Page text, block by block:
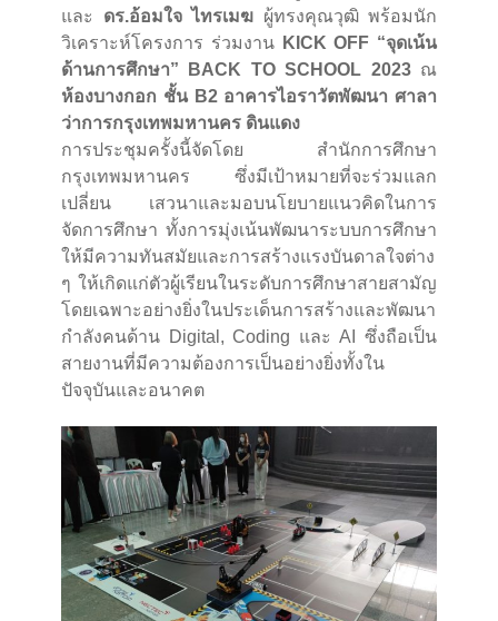
และ ดร.อ้อมใจ ไทรเมฆ ผู้ทรงคุณวุฒิ พร้อมนัก
วิเคราะห์โครงการ ร่วมงาน KICK OFF “จุดเน้น
ด้านการศึกษา” BACK TO SCHOOL 2023ณ
ห้องบางกอก ชั้น B2 อาคารไอราวัตพัฒนา ศาลา
ว่าการกรุงเทพมหานคร ดินแดง
การประชุมครั้งนี้จัดโดย สำนักการศึกษา
กรุงเทพมหานคร ซึ่งมีเป้าหมายที่จะร่วมแลก
เปลี่ยน เสวนาและมอบนโยบายแนวคิดในการ
จัดการศึกษา ทั้งการมุ่งเน้นพัฒนาระบบการศึกษา
ให้มีความทันสมัยและการสร้างแรงบันดาลใจต่าง
ๆ ให้เกิดแก่ตัวผู้เรียนในระดับการศึกษาสายสามัญ
โดยเฉพาะอย่างยิ่งในประเด็นการสร้างและพัฒนา
กำลังคนด้าน Digital, Coding และ AI ซึ่งถือเป็น
สายงานที่มีความต้องการเป็นอย่างยิ่งทั้งใน
ปัจจุบันและอนาคต